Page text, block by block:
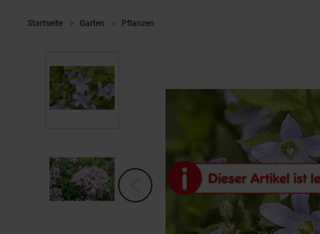
Startseite Garten Pflanzen